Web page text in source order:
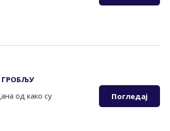
ГРОБЉУ
од како су
Погледај